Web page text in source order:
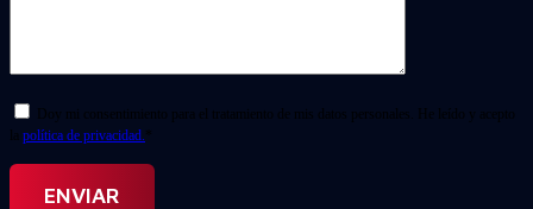
Doy mi consentimiento para el tratamiento de mis datos personales. He leído y acepto
la política de privacidad. *